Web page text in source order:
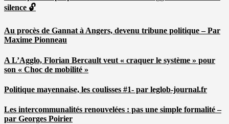
silence 🔓
Au procès de Gannat à Angers, devenu tribune politique – Par
Maxime Pionneau
A L’Agglo, Florian Bercault veut « craquer le système » pour
son « Choc de mobilité »
Politique mayennaise, les coulisses #1- par leglob-journal.fr
Les intercommunalités renouvelées : pas une simple formalité –
par Georges Poirier